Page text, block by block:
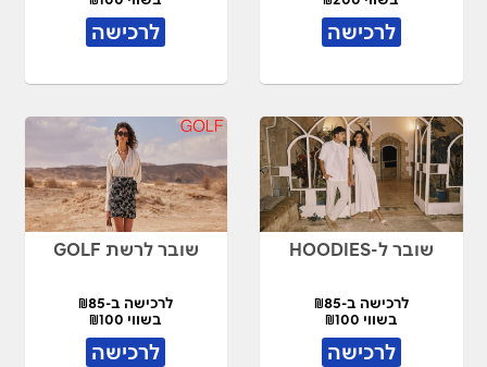
לרכישה לרכישה
שובר ל-HOODIES
לרכישה ב-₪85
בשווי ₪100
לרכישה
שובר לרשת GOLF
לרכישה ב-₪85
בשווי ₪100
לרכישה